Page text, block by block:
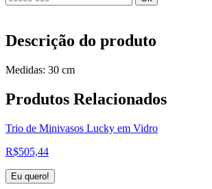
Descrição do produto
Medidas: 30 cm
Produtos Relacionados
Trio de Minivasos Lucky em Vidro
R$505,44
Eu quero!